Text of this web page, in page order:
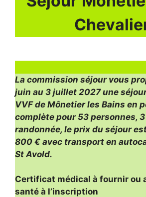
La commission séjour vous
juin au 3 juillet 2027 une
VVF de Mônetier les Bains en
complète pour 53 personnes,
randonnée, le prix du séjour
800 € avec transport en
St Avold.
Certificat médical à fournir ou
santé à l’inscription